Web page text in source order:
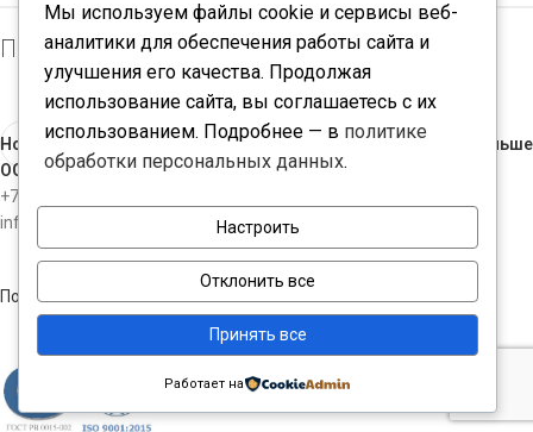
Производитель: ATC / Kyocera AVX
Новые
Раньше
ООО "ЧИПКОНТАКТ"
+7-812-3098534
info@chipcontact.ru
Политика конфиденциальности
Мы используем файлы cookie и сервисы веб-
аналитики для обеспечения работы сайта и
улучшения его качества. Продолжая
использование сайта, вы соглашаетесь с их
использованием. Подробнее — в политике
обработки персональных данных.
Настроить
Отклонить все
Принять все
Работает на